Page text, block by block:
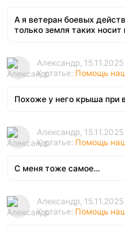
А я ветеран боевых
только земля таких носит
Александр, 15.11.2025
К статье: Помощь
Похоже у него крыша при
Александр, 15.11.2025
К статье: Помощь
С меня тоже самое...
Александр, 15.11.2025
К статье: Помощь